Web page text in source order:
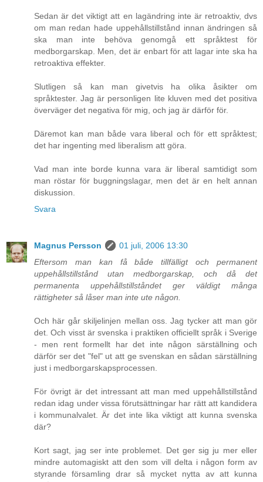
Sedan är det viktigt att en lagändring inte är retroaktiv, dvs
om man redan hade uppehållstillstånd innan ändringen så
ska man inte behöva genomgå ett språktest för
medborgarskap. Men, det är enbart för att lagar inte ska ha
retroaktiva effekter.
Slutligen så kan man givetvis ha olika åsikter om
språktester. Jag är personligen lite kluven med det positiva
överväger det negativa för mig, och jag är därför för.
Däremot kan man både vara liberal och för ett språktest;
det har ingenting med liberalism att göra.
Vad man inte borde kunna vara är liberal samtidigt som
man röstar för buggningslagar, men det är en helt annan
diskussion.
Svara
Magnus Persson
01 juli, 2006 13:30
Eftersom man kan få både tillfälligt och permanent
uppehållstillstånd utan medborgarskap, och då det
permanenta uppehållstillståndet ger väldigt många
rättigheter så låser man inte ute någon.
Och här går skiljelinjen mellan oss. Jag tycker att man gör
det. Och visst är svenska i praktiken officiellt språk i Sverige
- men rent formellt har det inte någon särställning och
därför ser det "fel" ut att ge svenskan en sådan särställning
just i medborgarskapsprocessen.
För övrigt är det intressant att man med uppehållstillstånd
redan idag under vissa förutsättningar har rätt att kandidera
i kommunalvalet. Är det inte lika viktigt att kunna svenska
där?
Kort sagt, jag ser inte problemet. Det ger sig ju mer eller
mindre automagiskt att den som vill delta i någon form av
styrande församling drar så mycket nytta av att kunna